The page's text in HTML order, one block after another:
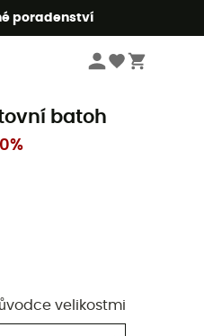
poradenství
Cestovní batohy
batoh
velikostmi